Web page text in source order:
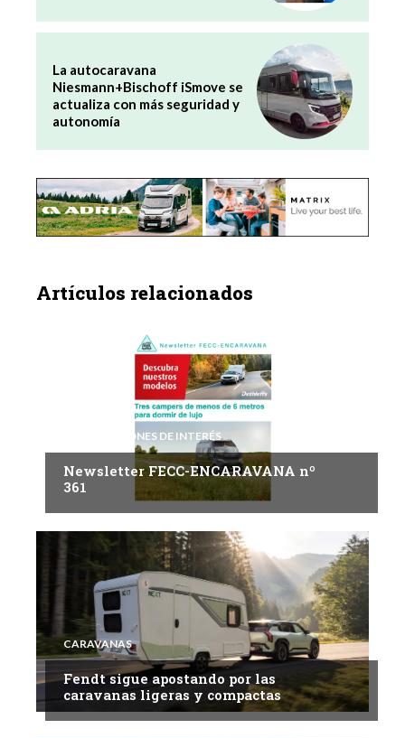
La autocaravana
Niesmann+Bischoff iSmove se
actualiza con más seguridad y
autonomía
Artículos relacionados
INFORMACIONES DE INTERÉS
Newsletter FECC-ENCARAVANA nº
361
CARAVANAS
Fendt sigue apostando por las
caravanas ligeras y compactas